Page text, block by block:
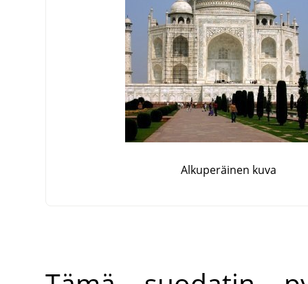
Alkuperäinen kuva